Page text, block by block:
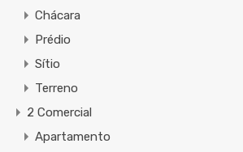
Chácara
Prédio
Sítio
Terreno
2 Comercial
Apartamento